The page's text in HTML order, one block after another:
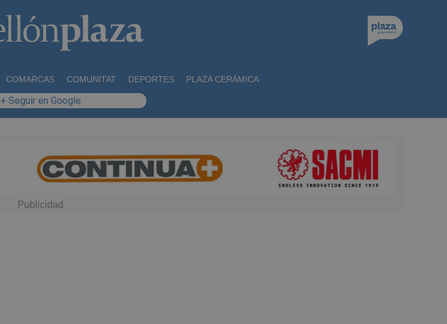
COMARCAS COMUNITAT DEPORTES PLAZA CERÁMICA
+ Seguir en Google